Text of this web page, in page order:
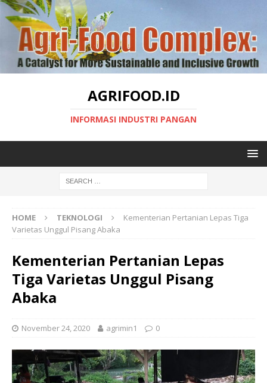
AGRIFOOD.ID
INFORMASI INDUSTRI PANGAN
HOME TEKNOLOGI
Kementerian Pertanian Lepas Tiga
Varietas Unggul Pisang Abaka
Kementerian Pertanian Lepas
Tiga Varietas Unggul Pisang
Abaka
November 24, 2020 agrimin1 0